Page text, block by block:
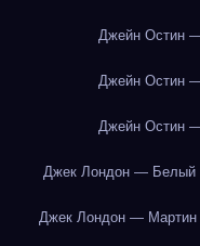
Джейн Остин
Джейн Остин
Джейн Остин
Джек Лондон — Белый
Джек Лондон — Мартин